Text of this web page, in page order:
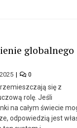
globalnego
0
się z
rolę. Jeśli
na całym świecie
odpowiedzią jest